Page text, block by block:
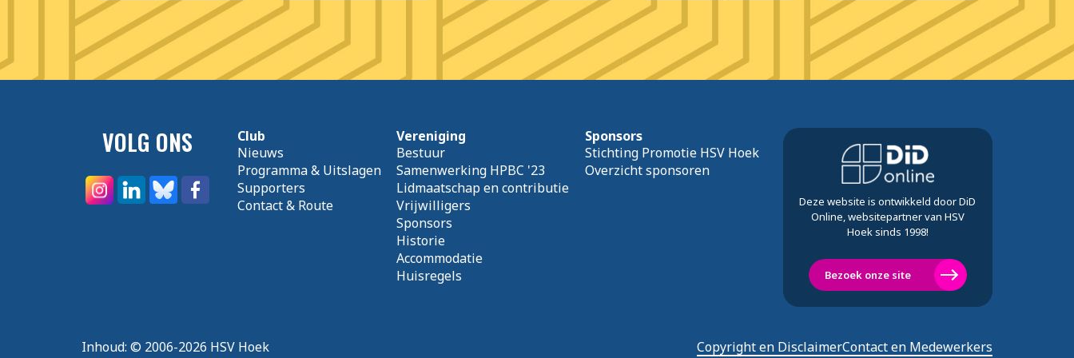
VOLG ONS
Club
Nieuws
Programma & Uitslagen
Supporters
Contact & Route
Vereniging
Bestuur
Samenwerking HPBC '23
Lidmaatschap en contributie
Vrijwilligers
Sponsors
Historie
Accommodatie
Huisregels
Sponsors
Stichting Promotie HSV Hoek
Overzicht sponsoren
Deze website is ontwikkeld door DiD
Online, websitepartner van HSV
Hoek sinds 1998!
Bezoek onze site
Inhoud: © 2006-2026 HSV Hoek Copyright en DisclaimerContact en Medewerkers